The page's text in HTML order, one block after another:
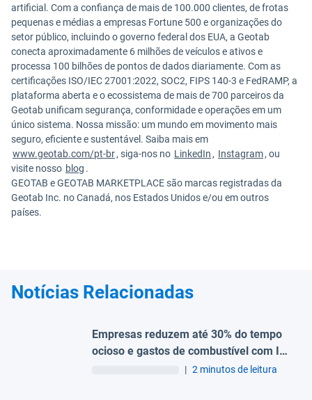
artificial. Com a confiança de mais de 100.000 clientes, de frotas
pequenas e médias a empresas Fortune 500 e organizações do
setor público, incluindo o governo federal dos EUA, a Geotab
conecta aproximadamente 6 milhões de veículos e ativos e
processa 100 bilhões de pontos de dados diariamente. Com as
certificações ISO/IEC 27001:2022, SOC2, FIPS 140-3 e FedRAMP, a
plataforma aberta e o ecossistema de mais de 700 parceiros da
Geotab unificam segurança, conformidade e operações em um
único sistema. Nossa missão: um mundo em movimento mais
seguro, eficiente e sustentável. Saiba mais em
www.geotab.com/pt-br, siga-nos no LinkedIn , Instagram, ou
visite nosso blog .
GEOTAB e GEOTAB MARKETPLACE são marcas registradas da
Geotab Inc. no Canadá, nos Estados Unidos e/ou em outros
países.
Notícias Relacionadas
Empresas reduzem até 30% do tempo
ocioso e gastos de combustível com IA
e telemetria, aponta Geotab
| 2 minutos de leitura